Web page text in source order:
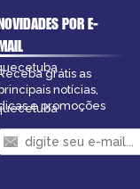
POR E-
grátis as
notícias,
e promoções